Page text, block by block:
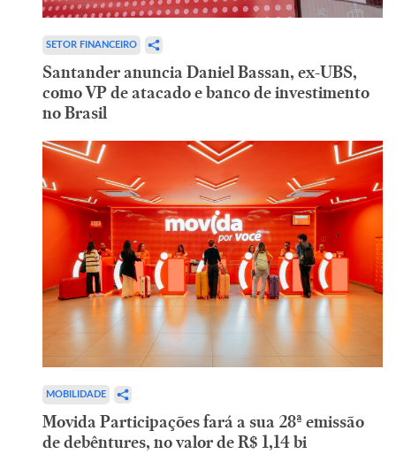
SETOR FINANCEIRO
Santander anuncia Daniel Bassan, ex-UBS,
como VP de atacado e banco de investimento
no Brasil
MOBILIDADE
Movida Participações fará a sua 28ª emissão
de debêntures, no valor de R$ 1,14 bi